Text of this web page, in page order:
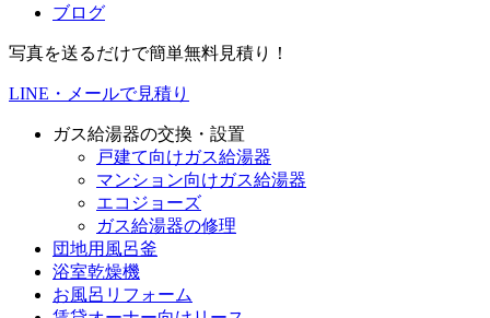
ブログ
写真を送るだけで簡単無料見積り！
LINE・メールで見積り
ガス給湯器の交換・設置
戸建て向けガス給湯器
マンション向けガス給湯器
エコジョーズ
ガス給湯器の修理
団地用風呂釜
浴室乾燥機
お風呂リフォーム